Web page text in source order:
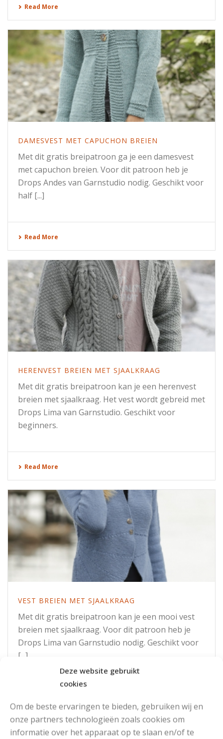
Deze website gebruikt
cookies
Om de beste ervaringen te bieden, gebruiken wij en
onze partners technologieën zoals cookies om
informatie over het apparaat op te slaan en/of te
Read More
DAMESVEST MET CAPUCHON BREIEN
Met dit gratis breipatroon ga je een damesvest
met capuchon breien. Voor dit patroon heb je
Drops Andes van Garnstudio nodig. Geschikt voor
half [...]
Read More
HERENVEST BREIEN MET SJAALKRAAG
Met dit gratis breipatroon kan je een herenvest
breien met sjaalkraag. Het vest wordt gebreid met
Drops Lima van Garnstudio. Geschikt voor
beginners.
Read More
VEST BREIEN MET SJAALKRAAG
Met dit gratis breipatroon kan je een mooi vest
breien met sjaalkraag. Voor dit patroon heb je
Drops Lima van Garnstudio nodig. Geschikt voor
[...]